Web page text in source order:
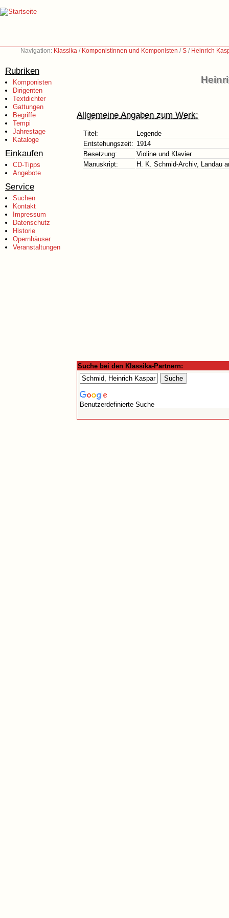
Navigation: Klassika / Komponistinnen und Komponisten /S / Heinrich
Rubriken
Komponisten
Dirigenten
Textdichter
Gattungen
Begriffe
Tempi
Jahrestage
Kataloge
Einkaufen
CD-Tipps
Angebote
Service
Suchen
Kontakt
Impressum
Datenschutz
Historie
Opernhäuser
Veranstaltungen
Allgemeine Angaben zum Werk:
Titel:
Legende
Entstehungszeit: 1914
Besetzung:
Violine und Klavier
Manuskript:
H. K. Schmid-Archiv, Landau
Suche bei den Klassika-Partnern:
Benutzerdefinierte Suche